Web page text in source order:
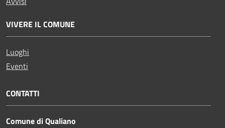
VIVERE IL COMUNE
Luoghi
Eventi
CONTATTI
Comune di Qualiano